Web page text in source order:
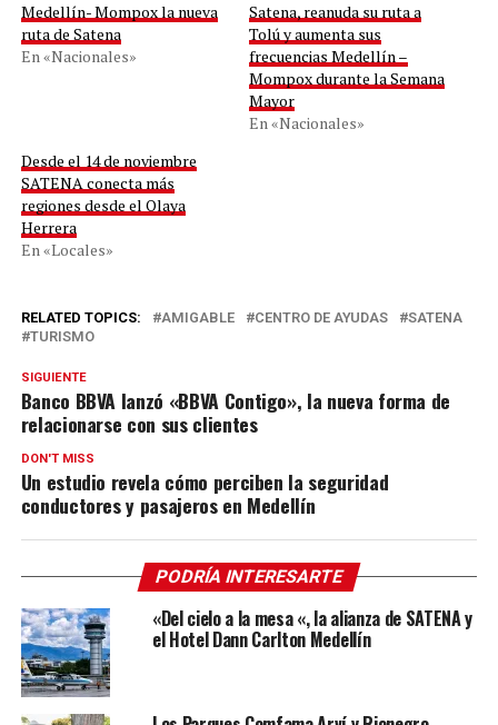
Medellín- Mompox la nueva
ruta de Satena
En «Nacionales»
Satena, reanuda su ruta a
Tolú y aumenta sus
frecuencias Medellín –
Mompox durante la Semana
Mayor
En «Nacionales»
Desde el 14 de noviembre
SATENA conecta más
regiones desde el Olaya
Herrera
En «Locales»
RELATED TOPICS: AMIGABLE CENTRO DE AYUDAS
SATENA
TURISMO
SIGUIENTE
Banco BBVA lanzó «BBVA Contigo», la nueva forma de
relacionarse con sus clientes
DON'T MISS
Un estudio revela cómo perciben la seguridad
conductores y pasajeros en Medellín
PODRÍA INTERESARTE
«Del cielo a la mesa «, la alianza de SATENA y
el Hotel Dann Carlton Medellín